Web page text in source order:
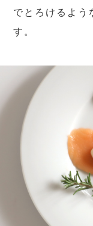
でとろけるよう
す。